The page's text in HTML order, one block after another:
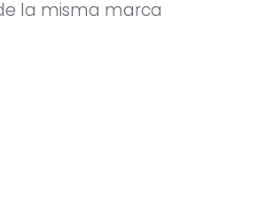
la misma marca